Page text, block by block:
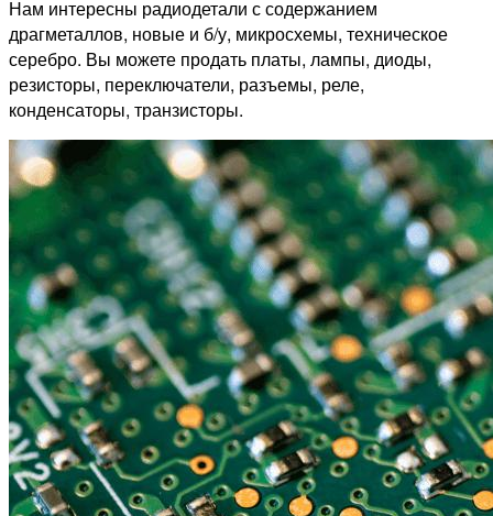
Нам интересны радиодетали с содержанием
драгметаллов, новые и б/у, микросхемы, техническое
серебро. Вы можете продать платы, лампы, диоды,
резисторы, переключатели, разъемы, реле,
конденсаторы, транзисторы.